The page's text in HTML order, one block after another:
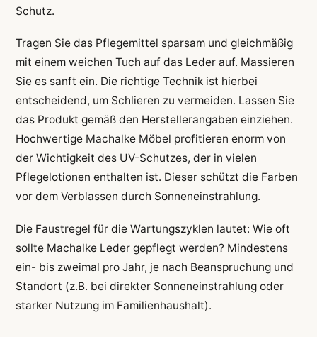
Schutz.
Tragen Sie das Pflegemittel sparsam und gleichmäßig
mit einem weichen Tuch auf das Leder auf. Massieren
Sie es sanft ein. Die richtige Technik ist hierbei
entscheidend, um Schlieren zu vermeiden. Lassen Sie
das Produkt gemäß den Herstellerangaben einziehen.
Hochwertige Machalke Möbel profitieren enorm von
der Wichtigkeit des UV-Schutzes, der in vielen
Pflegelotionen enthalten ist. Dieser schützt die Farben
vor dem Verblassen durch Sonneneinstrahlung.
Die Faustregel für die Wartungszyklen lautet: Wie oft
sollte Machalke Leder gepflegt werden? Mindestens
ein- bis zweimal pro Jahr, je nach Beanspruchung und
Standort (z.B. bei direkter Sonneneinstrahlung oder
starker Nutzung im Familienhaushalt).